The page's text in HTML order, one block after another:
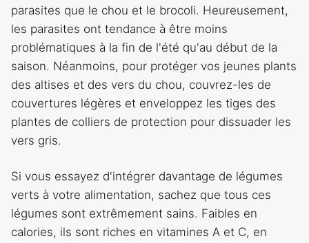
parasites que le chou et le brocoli. Heureusement,
les parasites ont tendance à être moins
problématiques à la fin de l'été qu'au début de la
saison. Néanmoins, pour protéger vos jeunes plants
des altises et des vers du chou, couvrez-les de
couvertures légères et enveloppez les tiges des
plantes de colliers de protection pour dissuader les
vers gris.
Si vous essayez d'intégrer davantage de légumes
verts à votre alimentation, sachez que tous ces
légumes sont extrêmement sains. Faibles en
calories, ils sont riches en vitamines A et C, en